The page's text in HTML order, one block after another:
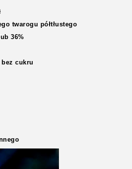
twarogu półtłustego
36%
cukru